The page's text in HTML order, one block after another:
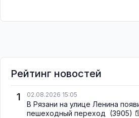
Рейтинг новостей
1
02.08.2026 15:05
В Рязани на улице Ленина
пешеходный переход (3905)